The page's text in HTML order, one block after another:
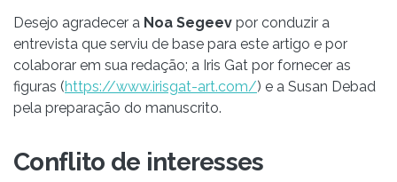
Desejo agradecer a Noa Segeev por conduzir a
entrevista que serviu de base para este artigo e por
colaborar em sua redação; a Iris Gat por fornecer as
figuras (https://www.irisgat-art.com/) e a Susan Debad
pela preparação do manuscrito.
Conflito de interesses